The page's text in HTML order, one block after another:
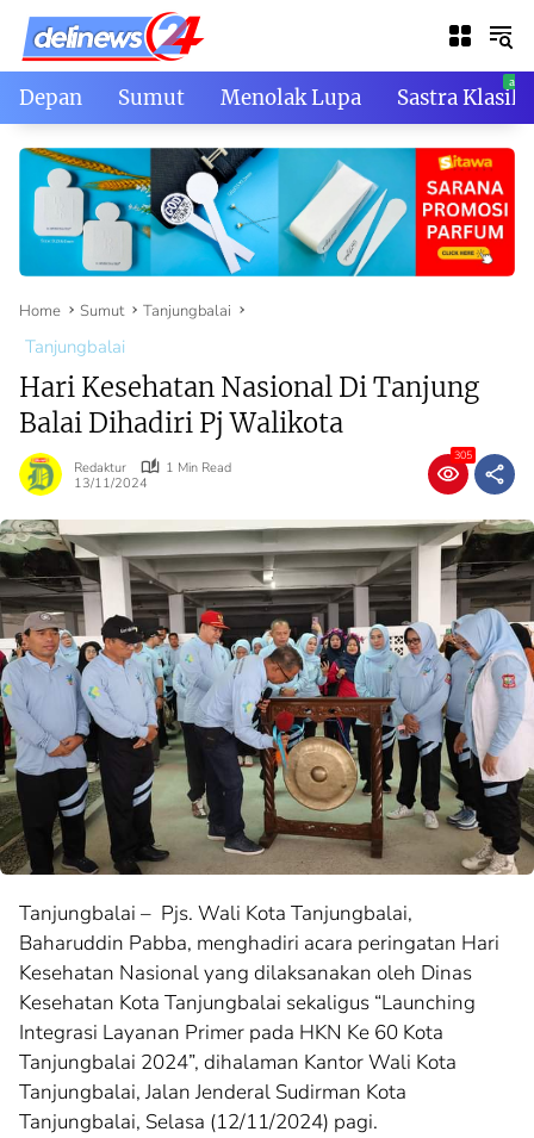
Skip
content
Depan Sumut Menolak Lupa Sastra Klasik
Home Sumut Tanjungbalai
Tanjungbalai
Hari Kesehatan Nasional Di Tanjung
Balai Dihadiri Pj Walikota
Redaktur
1 Min Read
13/11/2024
305
Tanjungbalai – Pjs. Wali Kota Tanjungbalai,
Baharuddin Pabba, menghadiri acara peringatan Hari
Kesehatan Nasional yang dilaksanakan oleh Dinas
Kesehatan Kota Tanjungbalai sekaligus “Launching
Integrasi Layanan Primer pada HKN Ke 60 Kota
Tanjungbalai 2024”, dihalaman Kantor Wali Kota
Tanjungbalai, Jalan Jenderal Sudirman Kota
Tanjungbalai, Selasa (12/11/2024) pagi.